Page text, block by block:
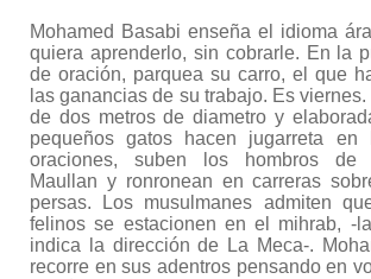
Mohamed Basabi enseña el idioma
quiera aprenderlo, sin cobrarle. En la
de oración, parquea su carro, el que
las ganancias de su trabajo. Es
de dos metros de diametro y
pequeños gatos hacen jugarreta
oraciones, suben los hombros de
Maullan y ronronean en carreras
persas. Los musulmanes admiten
felinos se estacionen en el mihrab, -
indica la dirección de La Meca-.
recorre en sus adentros pensando en